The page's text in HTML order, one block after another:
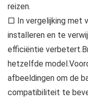
reizen.
□ In vergelijking met
installeren en te
efficiëntie
hetzelfde
afbeeldingen om de
compatibiliteit te